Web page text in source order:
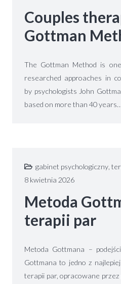
Couples
Gottman
The Gottman Method is
researched approaches in
by psychologists John
based on more than 40 years…
gabinet psychologiczny,
8 kwietnia 2026
Metoda
terapii par
Metoda Gottmana –
Gottmana to jedno z
terapii par, opracowane